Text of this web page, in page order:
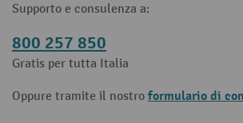
Supporto e consulenza a:
800 257 850
Gratis per tutta Italia
Oppure tramite il nostro formulario di